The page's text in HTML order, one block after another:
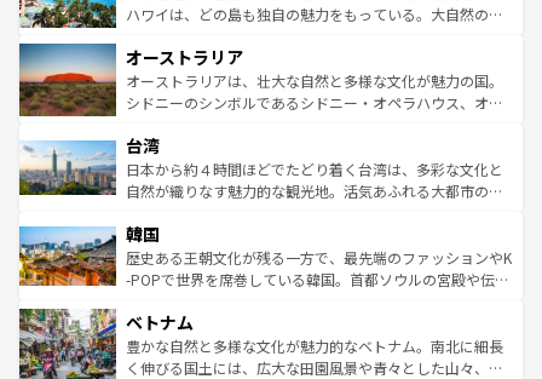
西部には大自然が広がり、グランドキャニオンやイエロー
部のニューオーリンズでは、音楽と美食が融合した独特の
文化が魅力。旅行者はアメリカの各地域で異なる魅力を楽
しみながら、その多様性と豊かな歴史を感じることができ
ならではの贅沢な旅のスタイルだ。 なお、新着のアメリカ
情報はコンテンツ一覧を参照してほしい。
ハワイは、どの島も独自の魅力をもっている。大自然の神
ワイ島は見逃せない。また、定番の観光地といえばオアフ
島だが、静かな自然を求めるならマウイ島やカウアイ島が
おすすめ。エメラルドグリーンに輝く海をはじめ、豊かな
れるおもてなしの心で訪れる人々を迎えてくれるハワイの
人々、おいしいローカルフードやハワイアンミュージッ
ク、伝統的なフラダンスなど、すべてがハワイの魅力を彩
ワイを、存分に味わってほしい。 なお、新着のハワイ情報
はコンテンツ一覧を参照してほしい。
オーストラリア
オーストラリアは、壮大な自然と多様な文化が魅力の国。
シドニーのシンボルであるシドニー・オペラハウス、オー
リアリーフや大陸中央部にそびえるウルル（エアーズロッ
ク）、タスマニアの美しい原生林やケアンズの熱帯雨林な
ど、見どころがたくさん。また、カフェやワイン、オージ
いる。アクティビティも充実しており、サーフィンやダイ
ビング、ハイキングなど、アウトドア好きにはたまらな
い。オーストラリアの多彩な魅力を存分に味わいつくそ
参照してほしい。
台湾
日本から約４時間ほどでたどり着く台湾は、多彩な文化と
自然が織りなす魅力的な観光地。活気あふれる大都市の台
ン）、静ひつな山岳地帯である台湾東部など、都市の喧騒
と山間の静けさが共存しており、訪れる人に新しい発見と
驚きをもたらしてくれる。また、奥深い台湾の食文化も魅
容にもいいと評判のスイーツなど、バラエティ豊かな料理
が味わえる。 なお、新着の台湾情報は コンテンツ一覧を参
照してほしい。
韓国
歴史ある王朝文化が残る一方で、最先端のファッションやK
-POPで世界を席巻している韓国。首都ソウルの宮殿や伝統
き、地方に足を延ばせば四季折々の自然美を楽しむことが
できる。そして、キムチや焼肉、絶品のストリートフード
まで、さまざまな韓国料理が待っている。夜には、韓国な
ベトナム
豊かな自然と多様な文化が魅力的なベトナム。南北に細長
く伸びる国土には、広大な田園風景や青々とした山々、世